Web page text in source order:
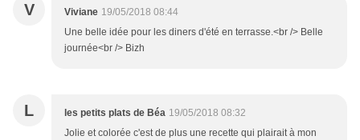
V Viviane 19/05/2018 08:44
Une belle idée pour les diners d'été en terrasse.<br /> Belle
journée<br /> Bizh
L les petits plats de Béa 19/05/2018 08:32
Jolie et colorée c'est de plus une recette qui plairait à mon